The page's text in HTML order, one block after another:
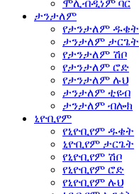
ሞሊብዲነም ባር
ታንታለም
የታንታለም ዱቄት
ታንታለም ታርጌት
የታንታለም ሽቦ
የታንታለም ሮድ
የታንታለም ሉህ
ታንታለም ቲዩብ
ታንታለም ብሎክ
ኒዮቢየም
የኒዮቢየም ዱቄት
ኒዮቢየም ታርጌት
የኒዮቢየም ሽቦ
የኒዮቢየም ሮድ
የኒዮቢየም ሉህ